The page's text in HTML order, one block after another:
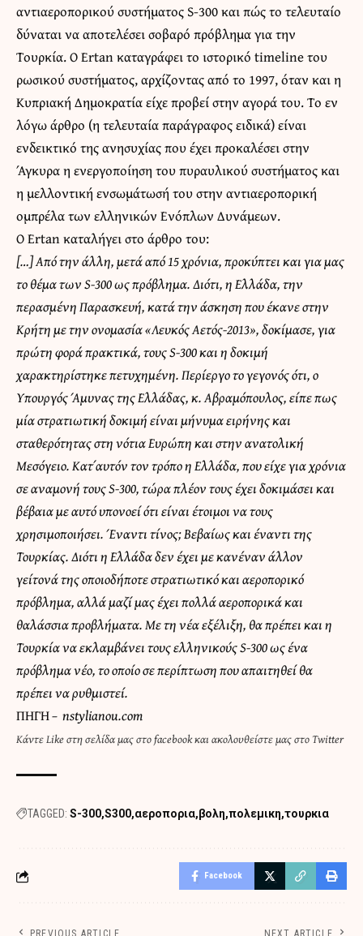
αντιαεροπορικού συστήματος S-300 και πώς το τελευταίο
δύναται να αποτελέσει σοβαρό πρόβλημα για την
Τουρκία. O Ertan καταγράφει το ιστορικό timeline του
ρωσικού συστήματος, αρχίζοντας από το 1997, όταν και η
Κυπριακή Δημοκρατία είχε προβεί στην αγορά του. Το εν
λόγω άρθρο (η τελευταία παράγραφος ειδικά) είναι
ενδεικτικό της ανησυχίας που έχει προκαλέσει στην
Άγκυρα η ενεργοποίηση του πυραυλικού συστήματος και
η μελλοντική ενσωμάτωσή του στην αντιαεροπορική
ομπρέλα των ελληνικών Ενόπλων Δυνάμεων.
O Ertan καταλήγει στο άρθρο του:
[…] Από την άλλη, μετά από 15 χρόνια, προκύπτει και για μας
το θέμα των S-300 ως πρόβλημα. Διότι, η Ελλάδα, την
περασμένη Παρασκευή, κατά την άσκηση που έκανε στην
Κρήτη με την ονομασία «Λευκός Αετός-2013», δοκίμασε, για
πρώτη φορά πρακτικά, τους S-300 και η δοκιμή
χαρακτηρίστηκε πετυχημένη. Περίεργο το γεγονός ότι, ο
Υπουργός Άμυνας της Ελλάδας, κ. Αβραμόπουλος, είπε πως
μία στρατιωτική δοκιμή είναι μήνυμα ειρήνης και
σταθερότητας στη νότια Ευρώπη και στην ανατολική
Μεσόγειο. Κατ΄ αυτόν τον τρόπο η Ελλάδα, που είχε για χρόνια
σε αναμονή τους S-300, τώρα πλέον τους έχει δοκιμάσει και
βέβαια με αυτό υπονοεί ότι είναι έτοιμοι να τους
χρησιμοποιήσει. Έναντι τίνος; Βεβαίως και έναντι της
Τουρκίας. Διότι η Ελλάδα δεν έχει με κανέναν άλλον
γείτονά της οποιοδήποτε στρατιωτικό και αεροπορικό
πρόβλημα, αλλά μαζί μας έχει πολλά αεροπορικά και
θαλάσσια προβλήματα. Με τη νέα εξέλιξη, θα πρέπει και η
Τουρκία να εκλαμβάνει τους ελληνικούς S-300 ως ένα
πρόβλημα νέο, το οποίο σε περίπτωση που απαιτηθεί θα
πρέπει να ρυθμιστεί.
ΠΗΓΗ– nstylianou.com
ΚάντεLike στη σελίδα μας στο facebookκαιακολουθείστε μας στο Twitter
TAGGED: S-300 S300 αεροπορια βολη πολεμικη τουρκια
Facebook
PREVIOUS ARTICLE NEXT ARTICLE